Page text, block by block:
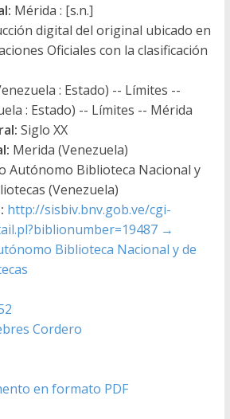
Mérida : [s.n.]
digital del original ubicado en
Oficiales con la clasificación
: Estado) -- Límites --
: Estado) -- Límites -- Mérida
Siglo XX
Merida (Venezuela)
Autónomo Biblioteca Nacional y
(Venezuela)
http://sisbiv.bnv.gob.ve/cgi-
→
Biblioteca Nacional y de
Cordero
en formato PDF